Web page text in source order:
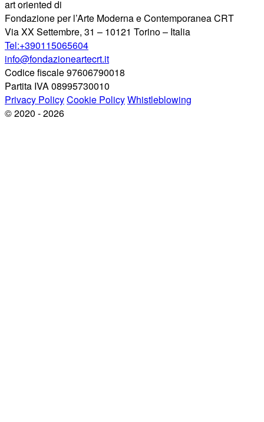
art oriented di
Fondazione per l’Arte Moderna e Contemporanea CRT
Via XX Settembre, 31 – 10121 Torino – Italia
Tel:+390115065604
info@fondazioneartecrt.it
Codice fiscale 97606790018
Partita IVA 08995730010
Privacy PolicyCookie PolicyWhistleblowing
© 2020 - 2026